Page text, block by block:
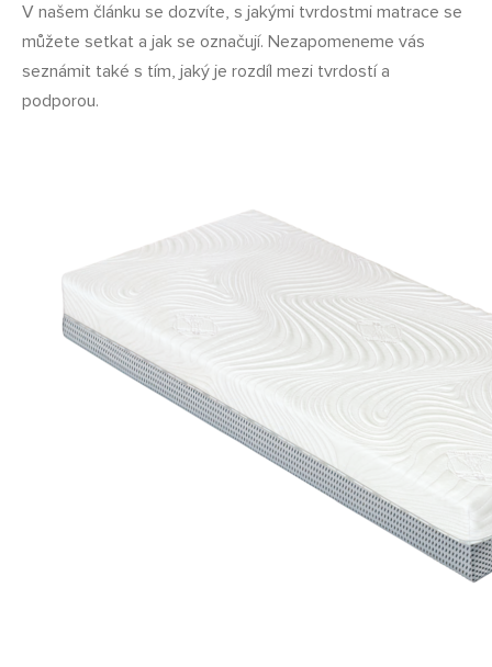
V našem článku se dozvíte, s jakými tvrdostmi matrace se
můžete setkat a jak se označují. Nezapomeneme vás
seznámit také s tím, jaký je rozdíl mezi tvrdostí a
podporou.